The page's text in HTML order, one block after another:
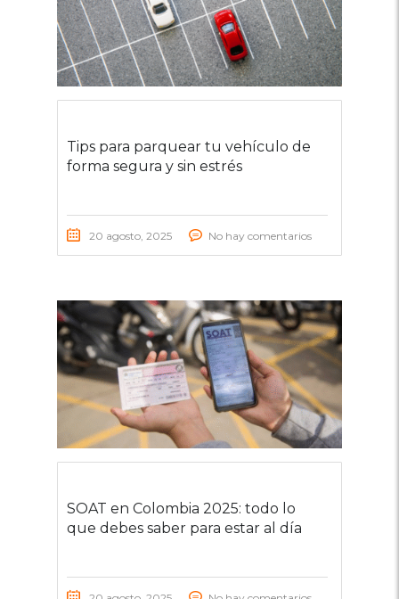
Tips para parquear tu vehículo de
forma segura y sin estrés
20 agosto, 2025 No hay comentarios
SOAT en Colombia 2025: todo lo
que debes saber para estar al día